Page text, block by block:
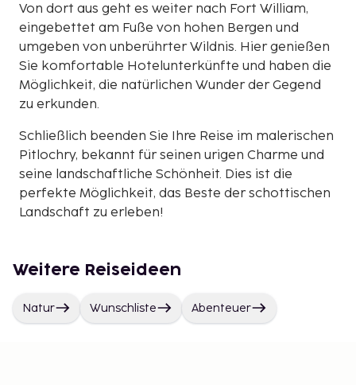
Von dort aus geht es weiter nach Fort William,
eingebettet am Fuße von hohen Bergen und
umgeben von unberührter Wildnis. Hier genießen
Sie komfortable Hotelunterkünfte und haben die
Möglichkeit, die natürlichen Wunder der Gegend
zu erkunden.
Schließlich beenden Sie Ihre Reise im malerischen
Pitlochry, bekannt für seinen urigen Charme und
seine landschaftliche Schönheit. Dies ist die
perfekte Möglichkeit, das Beste der schottischen
Landschaft zu erleben!
Weitere Reiseideen
Natur Wunschliste Abenteuer